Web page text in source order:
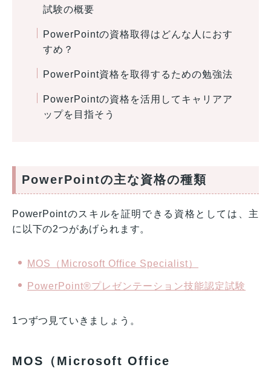
試験の概要
PowerPointの資格取得はどんな人におす
すめ？
PowerPoint資格を取得するための勉強法
PowerPointの資格を活用してキャリアア
ップを目指そう
PowerPointの主な資格の種類
PowerPointのスキルを証明できる資格としては、主
に以下の2つがあげられます。
MOS（Microsoft Office Specialist）
PowerPoint®プレゼンテーション技能認定試験
1つずつ見ていきましょう。
MOS（Microsoft Office